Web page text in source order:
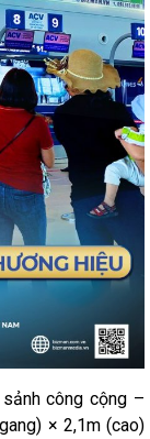
công cộng –
× 2,1m (cao)